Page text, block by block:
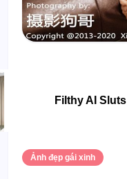
Filthy AI Sluts
Ảnh đẹp gái xinh